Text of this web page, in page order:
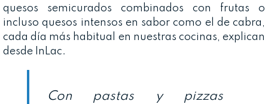
quesos semicurados combinados con frutas o
incluso quesos intensos en sabor como el de cabra,
cada día más habitual en nuestras cocinas, explican
desde InLac.
Con pastas y pizzas